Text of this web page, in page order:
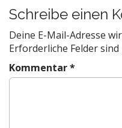
s
t
n
a
v
Schreibe einen
Deine E-Mail-Adresse
Erforderliche Felder
Kommentar*